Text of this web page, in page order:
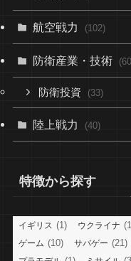
航空戦力 (102)
防衛産業・技術
防衛投資 (33)
陸上戦力 (40)
特徴から探す
イギリス (1) ウクライナ
ゲーム (10) サバゲー (21)